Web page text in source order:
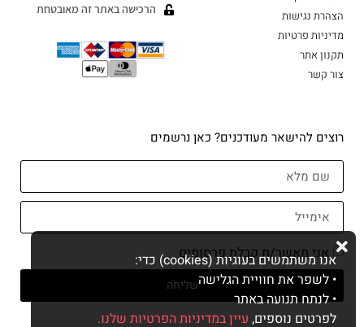
הצהרת נגישות
מדיניות פרטיות
תקנון אתר
צור קשר
הרכישה באתר זה מאובטחת
רוצים להישאר מעודכנים? כאן נרשמים
אני מאשר/ת קבלת פרסומים
שליחה
אנו משתמשים בעוגיות (cookies) כדי:
• לשפר את חוויית הגלישה
• לנתח תנועה באתר
לפרטים נוספים, עיין במדיניות הפרטיות שלנו.